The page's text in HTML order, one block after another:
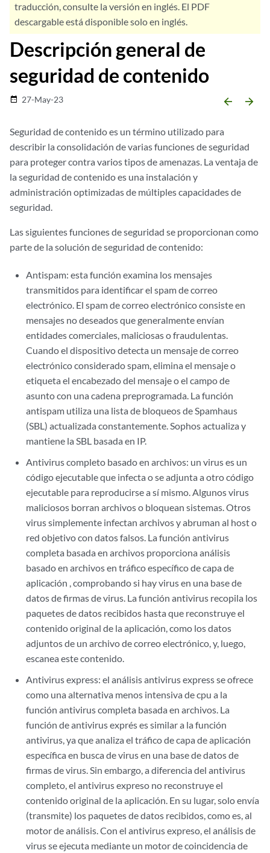
traducción, consulte la versión en inglés. El PDF
descargable está disponible solo en inglés.
Descripción general de
seguridad de contenido
date_range 27-May-23 arrow_backward arrow_forward
Seguridad de contenido es un término utilizado para
describir la consolidación de varias funciones de seguridad
para proteger contra varios tipos de amenazas. La ventaja de
la seguridad de contenido es una instalación y
administración optimizadas de múltiples capacidades de
seguridad.
Las siguientes funciones de seguridad se proporcionan como
parte de la solución de seguridad de contenido:
Antispam: esta función examina los mensajes
transmitidos para identificar el spam de correo
electrónico. El spam de correo electrónico consiste en
mensajes no deseados que generalmente envían
entidades comerciales, maliciosas o fraudulentas.
Cuando el dispositivo detecta un mensaje de correo
electrónico considerado spam, elimina el mensaje o
etiqueta el encabezado del mensaje o el campo de
asunto con una cadena preprogramada. La función
antispam utiliza una lista de bloqueos de Spamhaus
(SBL) actualizada constantemente. Sophos actualiza y
mantiene la SBL basada en IP.
Antivirus completo basado en archivos: un virus es un
código ejecutable que infecta o se adjunta a otro código
ejecutable para reproducirse a sí mismo. Algunos virus
maliciosos borran archivos o bloquean sistemas. Otros
virus simplemente infectan archivos y abruman al host o
red objetivo con datos falsos. La función antivirus
completa basada en archivos proporciona análisis
basado en archivos en tráfico específicode capa de
aplicación , comprobando si hay virus en una base de
datos de firmas de virus. La función antivirus recopila los
paquetes de datos recibidos hasta que reconstruye el
contenido original de la aplicación, como los datos
adjuntos de un archivo de correo electrónico, y, luego,
escanea este contenido.
Antivirus express: el análisis antivirus express se ofrece
como una alternativa menos intensiva de cpu a la
función antivirus completa basada en archivos. La
función de antivirus exprés es similar a la función
antivirus, ya que analiza el tráfico de capa de aplicación
específica en busca de virus en una base de datos de
firmas de virus. Sin embargo, a diferencia del antivirus
completo, el antivirus expreso no reconstruye el
contenido original de la aplicación. En su lugar, solo envía
(transmite) los paquetes de datos recibidos, como es, al
motor de análisis. Con el antivirus expreso, el análisis de
virus se ejecuta mediante un motor de coincidencia de